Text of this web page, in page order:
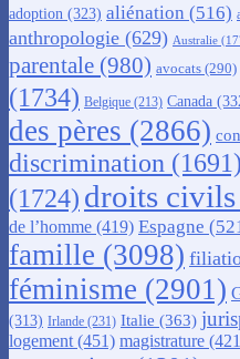
adoption (323) aliénation (516)
anthropologie (629) Australie
parentale (980) avocats (290)
(1734) Belgique (213) Canada
des pères (2866)
discrimination (1691)
(1724) droits civils
de l’homme (419) Espagne
famille (3098)
féminisme (2901)
(313) Irlande (231) Italie (363)
logement (451) magistrature